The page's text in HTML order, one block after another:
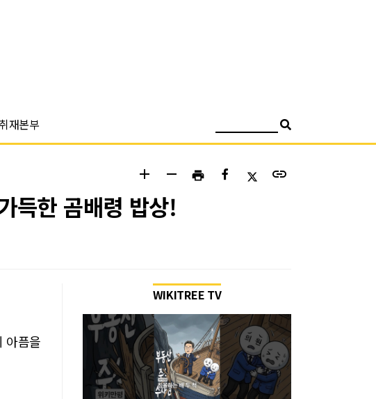
재본부
add remove print link
득한 곰배령 밥상!
아픔을
WIKITREE TV